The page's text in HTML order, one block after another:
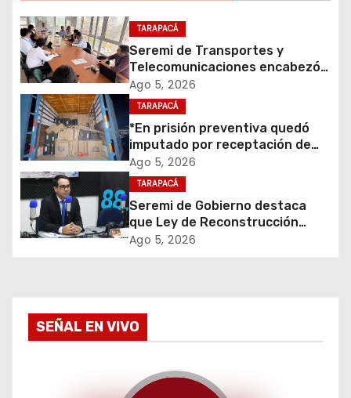
i
ó
n
d
e
e
n
t
a
d
TARAPACÁ
Seremi de Transportes y
Telecomunicaciones encabezó
primera mesa de coordinación
para el retiro de cables en
desuso en Iquique
Ago 5, 2026
TARAPACÁ
*En prisión preventiva quedó
imputado por receptación de
cigarrillos avaluados en $1.600
millones*
Ago 5, 2026
TARAPACÁ
Seremi de Gobierno destaca
que Ley de Reconstrucción
Nacional impulsará la inversión
Ago 5, 2026
SEÑAL EN VIVO